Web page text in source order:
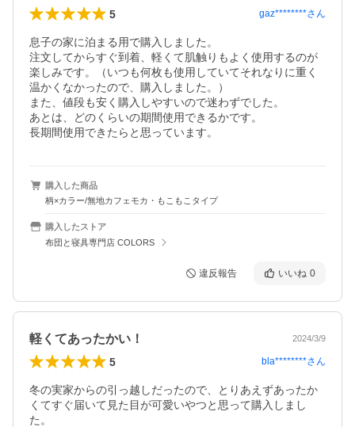
5 gaz********さん
息子の家に泊まる用で購入しました。
注文してからすぐ到着、軽くて肌触りもよく使用するのが
楽しみです。（いつも何枚も使用していてそれなりに重く
温かくなかったので、購入しました。）
また、値段も安く購入しやすいので迷わずでした。
あとは、どのくらいの期間使用できるかです。
長期間使用できたらと思っています。
購入した商品
柄×カラー/無地カフェモカ・もこもこタイプ
購入したストア
布団と寝具専門店 COLORS
違反報告 いいね 0
軽くてあったかい！ 2024/3/9
5 bla********さん
冬の実家からの引っ越しだったので、とりあえずあったか
くてすぐ届いて見た目が可愛いやつと思って購入しまし
た。